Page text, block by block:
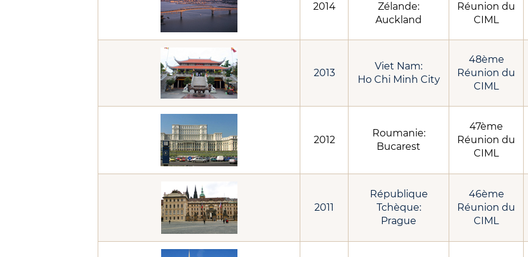
2014
Zélande:
Auckland
Réunion du
CIML
2013
Viet Nam:
Ho Chi Minh City
48ème
Réunion du
CIML
2012
Roumanie:
Bucarest
47ème
Réunion du
CIML
2011
République
Tchèque:
Prague
46ème
Réunion du
CIML